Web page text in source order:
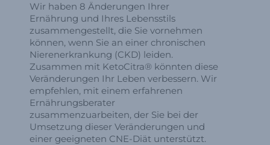
Wir haben 8 Änderungen Ihrer
Ernährung und Ihres Lebensstils
zusammengestellt, die Sie vornehmen
können, wenn Sie an einer chronischen
Nierenerkrankung (CKD) leiden.
Zusammen mit KetoCitra® könnten diese
Veränderungen Ihr Leben verbessern. Wir
empfehlen, mit einem erfahrenen
Ernährungsberater
zusammenzuarbeiten, der Sie bei der
Umsetzung dieser Veränderungen und
einer geeigneten CNE-Diät unterstützt.